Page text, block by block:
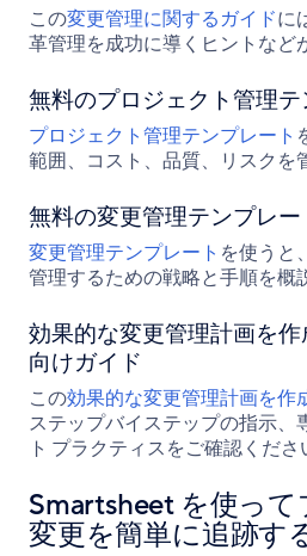
この変更管理に関するガイドに
革管理を成功に導くヒントなど
無料のプロジェクト管理テ
プロジェクト管理テンプレート
範囲、コスト、品質、リスクを
無料の変更管理テンプレー
変更管理テンプレート を使うと
管理するための戦略と手順を概
効果的な変更管理計画を
向けガイド
この効果的な変更管理計画を作
ステップバイステップの指示、
ト プラクティスをご確認くださ
Smartsheet を使っ
変更を簡単に追跡す